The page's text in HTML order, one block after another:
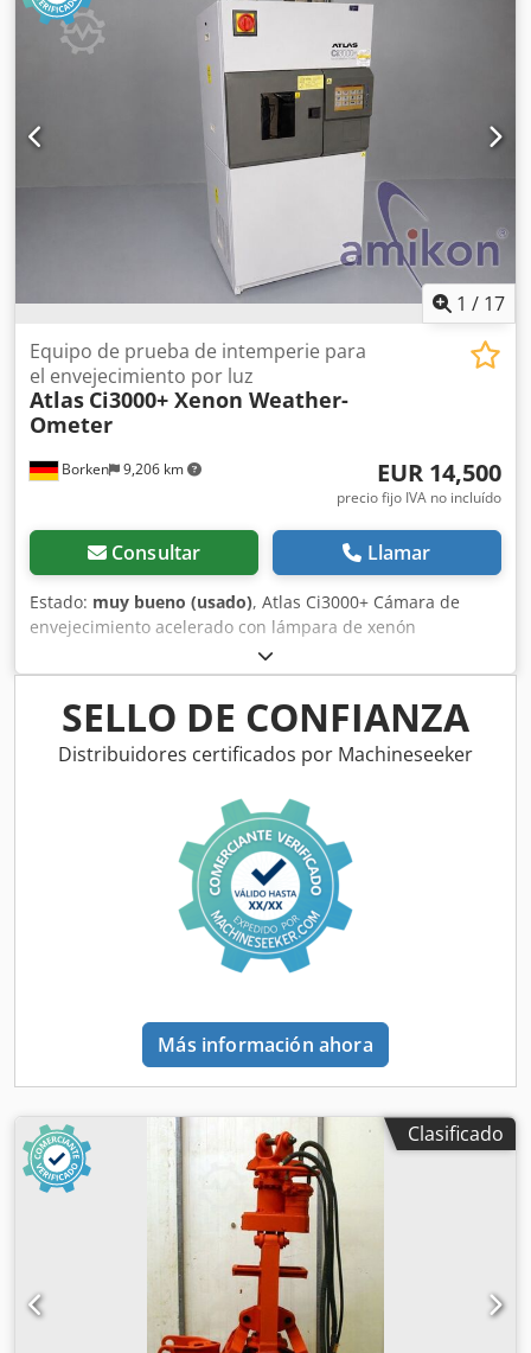
1 / 17
Borken 9,206 km
Equipo de prueba de intemperie para
el envejecimiento por luz
Atlas Ci3000+ Xenon Weather-
Ometer
EUR 14,500
precio fijo IVA no incluído
Consultar Llamar
Estado: muy bueno (usado), Atlas Ci3000+ Cámara de
envejecimiento acelerado con lámpara de xenón
Fabricante: Atlas Material Testing Technology LLC Tipo:
Ci3000+ Dodpfx Aezf D Rneamjck Modelo: Ci3000+ Cámara
de envejecimiento acelerado Tipo de máquina: Cámara de
envejecimiento acelerado con lámpara de xenón / Equipo
de pruebas de envejecimiento Se vende una cámara de
es adecuado para el envejecimiento artificial, pruebas de
fotoestabilidad, pruebas de materiales, control de calidad
y pruebas de envejecimiento de plásticos, pinturas,
revestimientos, textiles y otros materiales. Datos técnicos
Fuente de luz: Lámpara de arco de xenón Potencia nominal
de la lámpara: 4.500 W Rango de funcionamiento de la
lámpara de xenón: 1.700 - 4.500 W Modelo del equipo
según el panel: Ci3000+ W Sensor de muestra 1: Estándar
300 - 400 nm Sensor de luz 2: CI 420 nm Conexión
eléctrica: 220 / 380 V Frecuencia: 50 Hz Tipo de conexión:
aire comprimido Presión de funcionamiento: 80 - 100 PSI /
552 - 689 kPa Consumo de aire comprimido: aprox. 4 CFM /
0,11 m³/min Dimensiones aproximadas: 950 x 730 x 1.830
mm (ancho x profundidad x alto) Superficie de instalación
requerida: aprox. 1.050 x 2.030 mm (ancho x profundidad)
Peso aproximado: 404 kg Distancia mínima de la campana
de extracción: aprox. 102 - 152 mm Datos de
funcionamiento Equipamiento Panel de control con
pantalla táctil Quemador de xenón Cámara de pruebas
SELLO DE CONFIANZA
Distribuidores certificados por Machineseeker
Más información ahora
Clasificado